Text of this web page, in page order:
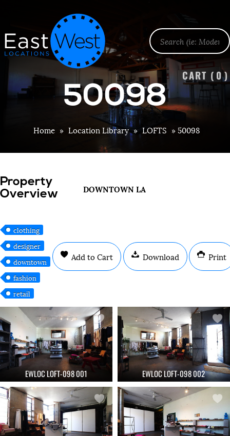
CART ( 0)
50098
Home » Location Library » LOFTS »50098
Property
Overview
DOWNTOWN LA
clothing
designer
downtown
fashion
retail
Add to Cart Download Print
EWLOC LOFT-098 001 EWLOC LOFT-098 002